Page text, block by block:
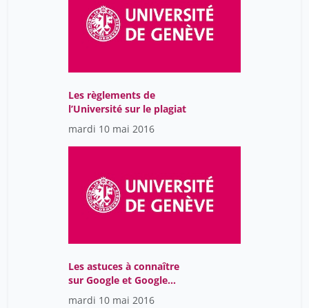
Les règlements de
l’Université sur le plagiat
mardi 10 mai 2016
Les astuces à connaître
sur Google et Google
Scholar
mardi 10 mai 2016